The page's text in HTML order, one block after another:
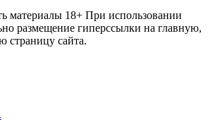
материалы 18+ При использовании
размещение гиперссылки на главную,
страницу сайта.